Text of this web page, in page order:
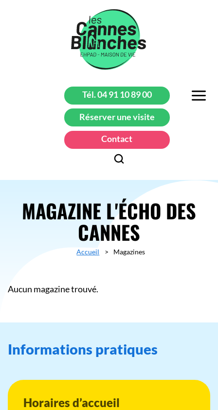
Tél. 04 91 10 89 00
Réserver une visite
Contact
MAGAZINE L'ÉCHO DES
CANNES
Accueil > Magazines
Aucun magazine trouvé.
Informations pratiques
Horaires d’accueil